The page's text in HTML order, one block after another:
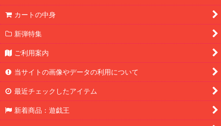
カートの中身
新弾特集
ご利用案内
当サイトの画像やデータの利用について
最近チェックしたアイテム
新着商品：遊戯王